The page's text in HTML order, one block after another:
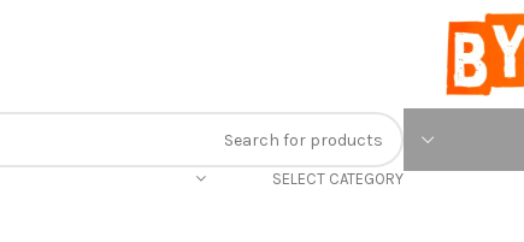
SELECT CATEGORY